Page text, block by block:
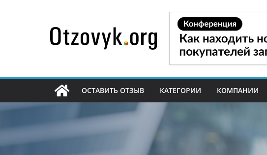
содержимому
ОСТАВИТЬ ОТЗЫВ КАТЕГОРИИ КОМПАНИИ